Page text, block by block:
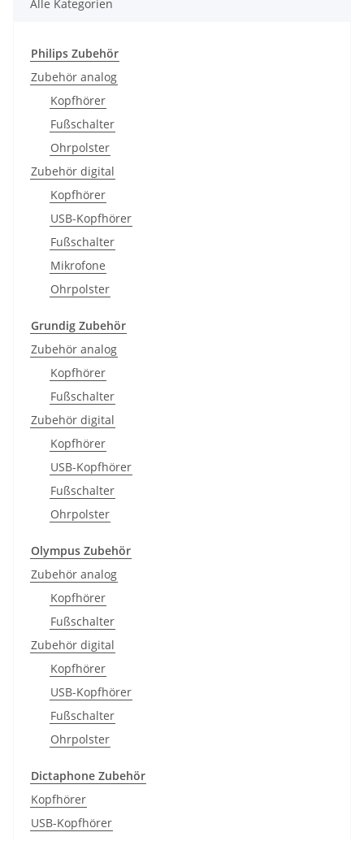
Alle Kategorien
Philips Zubehör
Zubehör analog
Kopfhörer
Fußschalter
Ohrpolster
Zubehör digital
Kopfhörer
USB-Kopfhörer
Fußschalter
Mikrofone
Ohrpolster
Grundig Zubehör
Zubehör analog
Kopfhörer
Fußschalter
Zubehör digital
Kopfhörer
USB-Kopfhörer
Fußschalter
Ohrpolster
Olympus Zubehör
Zubehör analog
Kopfhörer
Fußschalter
Zubehör digital
Kopfhörer
USB-Kopfhörer
Fußschalter
Ohrpolster
Dictaphone Zubehör
Kopfhörer
USB-Kopfhörer